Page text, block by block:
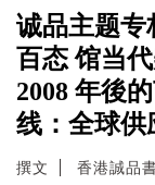
诚品主题专
百态 馆当
2008 年後
线：全球供
撰文 香港誠品